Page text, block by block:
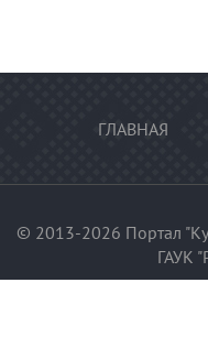
ГЛАВНАЯ
© 2013-2026 Портал
ГАУК